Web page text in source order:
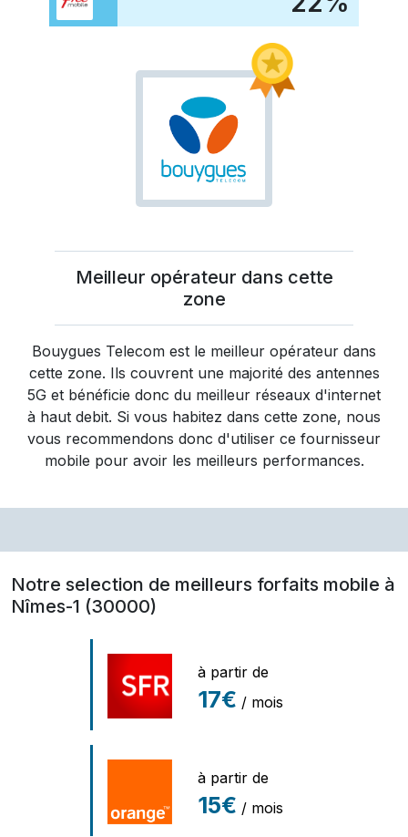
Meilleur opérateur dans cette
zone
Bouygues Telecom est le meilleur opérateur dans
cette zone. Ils couvrent une majorité des antennes
5G et bénéficie donc du meilleur réseaux d'internet
à haut debit. Si vous habitez dans cette zone, nous
vous recommendons donc d'utiliser ce fournisseur
mobile pour avoir les meilleurs performances.
Notre selection de meilleurs forfaits mobile à
Nîmes-1 (30000)
à partir de
17€ / mois
à partir de
15€ / mois